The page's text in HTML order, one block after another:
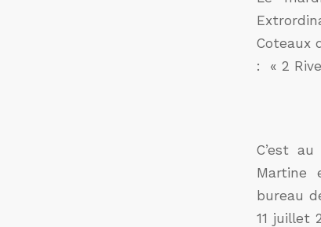
Coteaux
: « 2
C’est
Martine
bureau
11 juillet